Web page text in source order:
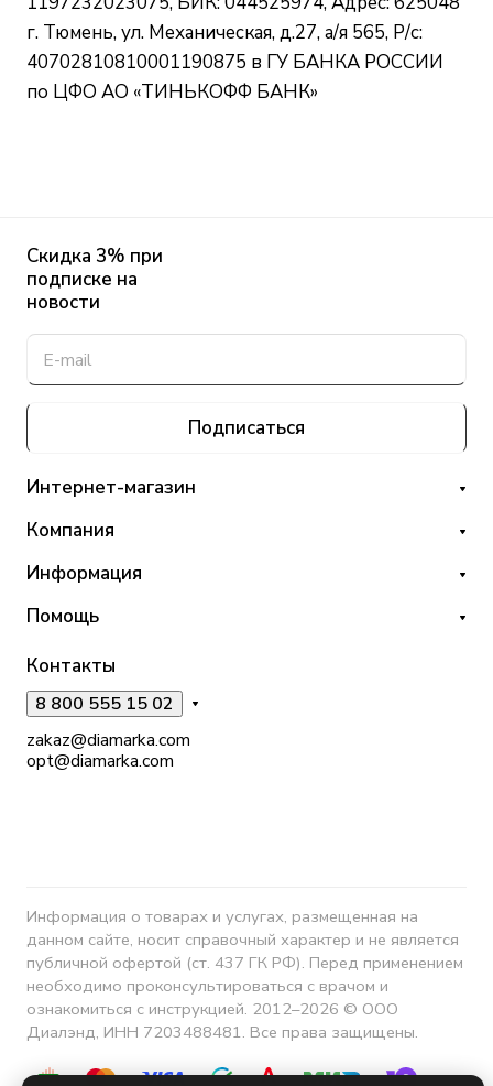
г. Тюмень, ул. Механическая, д.27, а/я 565, Р/с:
40702810810001190875 в ГУ БАНКА РОССИИ
по ЦФО АО «ТИНЬКОФФ БАНК»
Скидка 3% при
подписке на
новости
Подписаться
Интернет-магазин
Компания
Информация
Помощь
Контакты
8 800 555 15 02
zakaz@diamarka.com
opt@diamarka.com
Информация о товарах и услугах, размещенная на
данном сайте, носит справочный характер и не является
публичной офертой (ст. 437 ГК РФ). Перед применением
необходимо проконсультироваться с врачом и
ознакомиться с инструкцией. 2012–2026 © ООО
Диалэнд, ИНН 7203488481. Все права защищены.